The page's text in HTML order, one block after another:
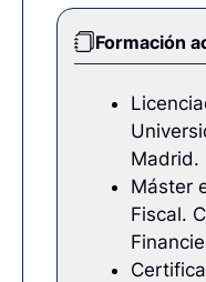
Formación
Madrid.
Máster
Fiscal.